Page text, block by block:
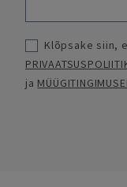
Klõpsake siin,
ja